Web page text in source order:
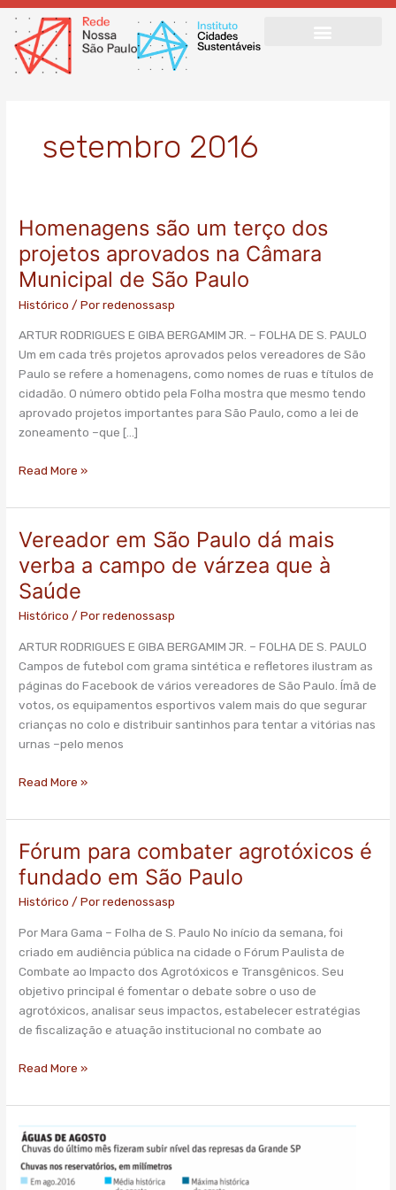
Ir
para
conteúdo
setembro 2016
Homenagens são um terço dos
projetos aprovados na Câmara
Municipal de São Paulo
Histórico / Porredenossasp
ARTUR RODRIGUES E GIBA BERGAMIM JR. – FOLHA DE S. PAULO
Um em cada três projetos aprovados pelos vereadores de São
Paulo se refere a homenagens, como nomes de ruas e títulos de
cidadão. O número obtido pela Folha mostra que mesmo tendo
aprovado projetos importantes para São Paulo, como a lei de
zoneamento –que […]
Homenagens
um
terço
dos
aprovados
na
Câmara
Municipal
de
São
Read More »
Vereador em São Paulo dá mais
verba a campo de várzea que à
Saúde
Histórico / Porredenossasp
ARTUR RODRIGUES E GIBA BERGAMIM JR. – FOLHA DE S. PAULO
Campos de futebol com grama sintética e refletores ilustram as
páginas do Facebook de vários vereadores de São Paulo. Ímã de
votos, os equipamentos esportivos valem mais do que segurar
crianças no colo e distribuir santinhos para tentar a vitórias nas
urnas –pelo menos
Vereador
São
Paulo
dá
verba
a
campo
de
várzea
que
Saúde
Read More »
Fórum para combater agrotóxicos é
fundado em São Paulo
Histórico / Porredenossasp
Por Mara Gama – Folha de S. Paulo No início da semana, foi
criado em audiência pública na cidade o Fórum Paulista de
Combate ao Impacto dos Agrotóxicos e Transgênicos. Seu
objetivo principal é fomentar o debate sobre o uso de
agrotóxicos, analisar seus impactos, estabelecer estratégias
de fiscalização e atuação institucional no combate ao
Fórum
para
combater
agrotóxicos
Read More »
Agosto
é
o